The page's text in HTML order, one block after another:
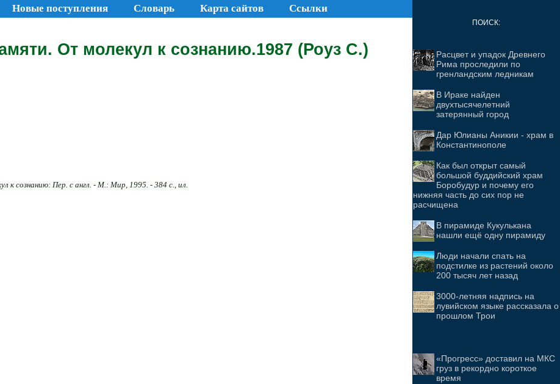
Новые поступления Словарь Карта сайтов Ссылки
От молекул к сознанию.1987 (Роуз С.)
к сознанию: Пер. с англ. - М.: Мир, 1995. - 384 с., ил.
ПОИСК:
Расцвет и упадок Древнего
Рима проследили по
гренландским ледникам
В Ираке найден
двухтысячелетний
затерянный город
Дар Юлианы Аникии - храм в
Константинополе
Как был открыт самый
большой буддийский храм
Боробудур и почему его
нижняя часть до сих пор не
расчищена
В пирамиде Кукулькана
нашли ещё одну пирамиду
Люди начали спать на
подстилке из растений около
200 тысяч лет назад
3000-летняя надпись на
лувийском языке рассказала о
прошлом Трои
«Прогресс» доставил на МКС
груз в рекордно короткое
время